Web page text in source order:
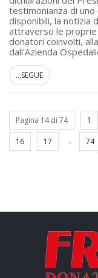
testimonianza di
disponibili, la notizia
attraverso le proprie
donatori coinvolti,
dall'Azienda
...SEGUE
Pagina 14 di 74 1
16 17 .. 74